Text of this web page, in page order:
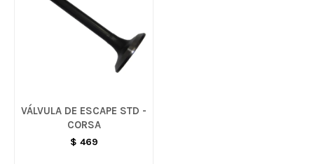
VÁLVULA DE ESCAPE STD -
CORSA
$ 469